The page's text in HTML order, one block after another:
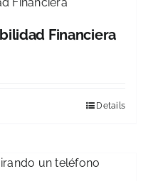
Financiera
Details